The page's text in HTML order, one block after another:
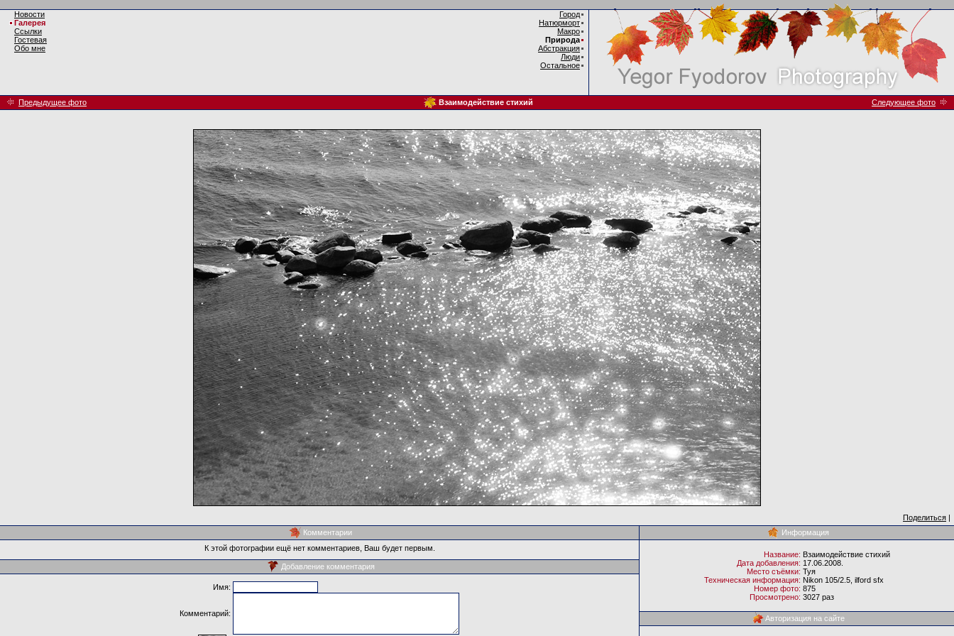
Новости
Галерея
Ссылки
Гостевая
Обо мне
Город
Натюрморт
Макро
Природа
Абстракция
Люди
Остальное
Предыдущее фото Взаимодействие стихий Следующее фото
Поделиться |
Комментарии
Информация
К этой фотографии ещё нет комментариев, Ваш будет первым.
Добавление комментария
Имя:
Комментарий:
Название: Взаимодействие стихий
Дата добавления: 17.06.2008.
Место съёмки: Туя
Техническая информация: Nikon 105/2.5, ilford sfx
Номер фото: 875
Просмотрено: 3027 раз
Авторизация на сайте